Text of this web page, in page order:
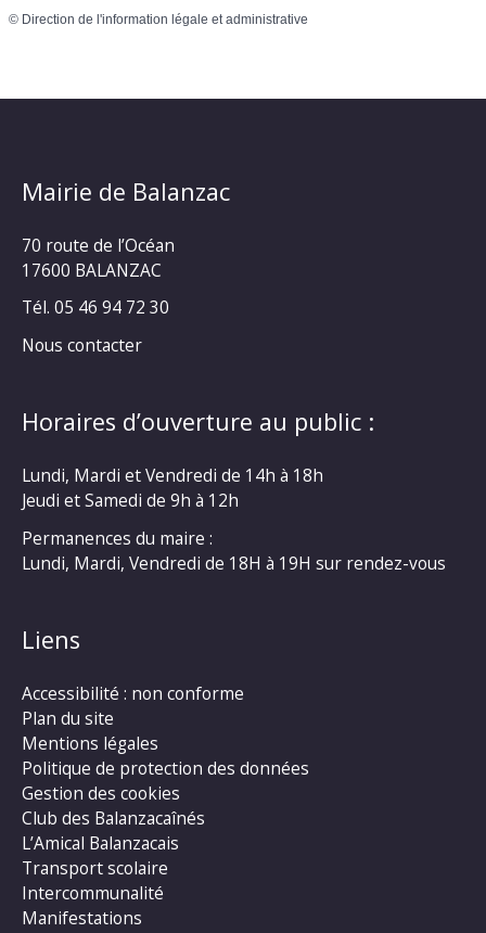
© Direction de l'information légale et administrative
Mairie de Balanzac
70 route de l’Océan
17600 BALANZAC
Tél. 05 46 94 72 30
Nous contacter
Horaires d’ouverture au public :
Lundi, Mardi et Vendredi de 14h à 18h
Jeudi et Samedi de 9h à 12h
Permanences du maire :
Lundi, Mardi, Vendredi de 18H à 19H sur rendez-vous
Liens
Accessibilité : non conforme
Plan du site
Mentions légales
Politique de protection des données
Gestion des cookies
Club des Balanzacaînés
L’Amical Balanzacais
Transport scolaire
Intercommunalité
Manifestations